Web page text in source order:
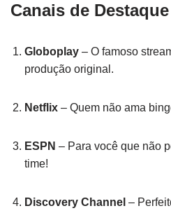
Canais de Destaque
Globoplay – O famoso
produção original.
Netflix – Quem não ama
ESPN – Para você que não
time!
Discovery Channel –